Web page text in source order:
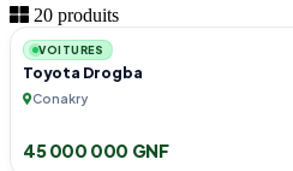
20 produits
VOITURES
Toyota Drogba
Conakry
45 000 000 GNF